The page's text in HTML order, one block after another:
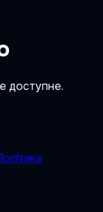
доступне.